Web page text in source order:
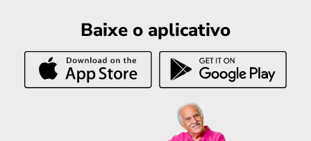
Baixe o aplicativo